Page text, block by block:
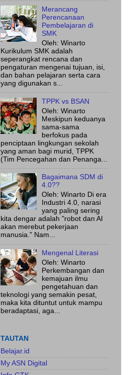
Merancang
Perencanaan
Pembelajaran di
SMK
Oleh: Winarto
Kurikulum SMK adalah
seperangkat rencana dan
pengaturan mengenai tujuan, isi,
dan bahan pelajaran serta cara
yang digunakan s...
TPPK vs BSAN
Oleh: Winarto
Meskipun keduanya
sama-sama
berfokus pada
penciptaan lingkungan sekolah
yang aman bagi murid, TPPK
(Tim Pencegahan dan Penanga...
Bagaimana SDM di
4.0??
Oleh: Winarto Di era
Industri 4.0, narasi
yang paling sering
kita dengar adalah "robot dan AI
akan merebut pekerjaan
manusia." Nam...
Mengenal Literasi
Oleh: Winarto
Perkembangan dan
kemajuan ilmu
pengetahuan dan
teknologi yang semakin pesat,
maka kita dituntut untuk mampu
beradaptasi, aga...
TAUTAN
Belajar.id
My ASN Digital